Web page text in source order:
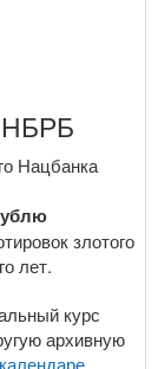
НБРБ
Нацбанка
злотого
лет.
курс
архивную
календаре.